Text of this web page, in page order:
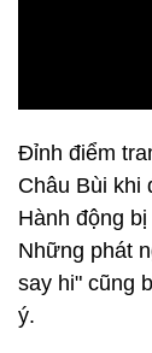
Đỉnh điểm
Châu Bùi khi
Hành động
Những phát
say hi" cũng
ý.